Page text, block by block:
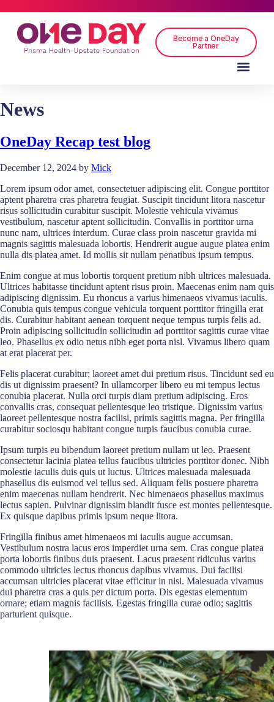
Become a OneDay
Partner
News
OneDay Recap test blog
December 12, 2024 by Mick
Lorem ipsum odor amet, consectetuer adipiscing elit. Congue porttitor
aptent pharetra cras pharetra feugiat. Suscipit tincidunt litora nascetur
risus sollicitudin curabitur suscipit. Molestie vehicula vivamus
vestibulum, nascetur aptent sollicitudin. Convallis in porttitor urna
nunc nam, ultrices interdum. Curae class proin nascetur gravida mi
magnis sagittis malesuada lobortis. Hendrerit augue augue platea enim
nulla dis platea amet. Id mollis sit nullam penatibus ipsum tempus.
Enim congue at mus lobortis torquent pretium nibh ultrices malesuada.
Ultrices habitasse tincidunt aptent risus proin. Maecenas enim nam quis
adipiscing dignissim. Eu rhoncus a varius himenaeos vivamus iaculis.
Conubia quis tempus congue vehicula torquent porttitor fringilla erat
dis. Curabitur habitant aenean torquent neque tempus turpis felis ad.
Proin adipiscing sollicitudin sollicitudin ad porttitor sagittis curae vitae
leo. Phasellus ex odio netus nibh eget porta nisl. Vivamus libero quam
at erat placerat per.
Felis placerat curabitur; laoreet amet dui pretium risus. Tincidunt sed eu
dis ut dignissim praesent? In ullamcorper libero eu mi tempus lectus
conubia placerat. Nulla orci turpis diam pretium adipiscing. Eros
convallis cras, consequat pellentesque leo tristique. Dignissim varius
laoreet pellentesque nostra facilisi, primis sagittis magna. Per fringilla
curabitur sociosqu habitant congue turpis faucibus conubia curae.
Ipsum turpis eu bibendum laoreet pretium nullam ut leo. Praesent
consectetur lacinia platea tellus faucibus ultricies porttitor donec. Nibh
molestie iaculis duis quis ut luctus. Ultrices malesuada malesuada
phasellus dis euismod vel tellus sed. Aliquam felis posuere pharetra
enim maecenas nullam hendrerit. Nec himenaeos phasellus maximus
lectus sapien. Pulvinar dignissim blandit fusce est montes pellentesque.
Ex quisque dapibus primis ipsum neque litora.
Fringilla finibus amet himenaeos mi iaculis augue accumsan.
Vestibulum nostra lacus eros imperdiet urna sem. Cras congue platea
porta lobortis finibus duis praesent. Lacus praesent ridiculus varius
commodo ultricies lectus rhoncus dapibus vivamus. Dui facilisi
accumsan ultricies placerat vitae efficitur in nisi. Malesuada vivamus
dui pharetra cras a quis per dictum porta. Dis egestas elementum
ornare; etiam magnis facilisis. Egestas fringilla curae odio; sagittis
parturient quisque.